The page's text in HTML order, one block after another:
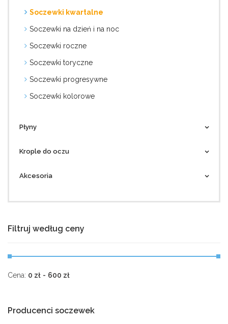
Soczewki kwartalne
Soczewki na dzień i na noc
Soczewki roczne
Soczewki toryczne
Soczewki progresywne
Soczewki kolorowe
Płyny
Krople do oczu
Akcesoria
Filtruj według ceny
Cena: 0 zł - 600 zł
Producenci soczewek